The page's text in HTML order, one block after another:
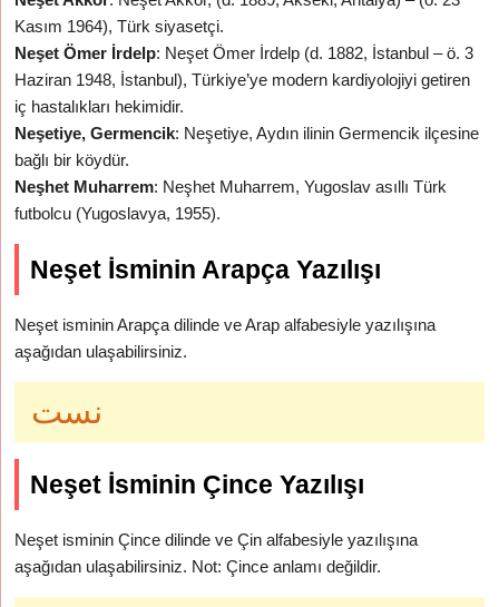
Kasım 1964), Türk siyasetçi.
Neşet Ömer İrdelp: Neşet Ömer İrdelp (d. 1882, İstanbul – ö. 3
Haziran 1948, İstanbul), Türkiye’ye modern kardiyolojiyi getiren
iç hastalıkları hekimidir.
Neşetiye, Germencik: Neşetiye, Aydın ilinin Germencik ilçesine
bağlı bir köydür.
Neşhet Muharrem: Neşhet Muharrem, Yugoslav asıllı Türk
futbolcu (Yugoslavya, 1955).
Neşet İsminin Arapça Yazılışı
Neşet isminin Arapça dilinde ve Arap alfabesiyle yazılışına
aşağıdan ulaşabilirsiniz.
نست
Neşet İsminin Çince Yazılışı
Neşet isminin Çince dilinde ve Çin alfabesiyle yazılışına
aşağıdan ulaşabilirsiniz. Not: Çince anlamı değildir.